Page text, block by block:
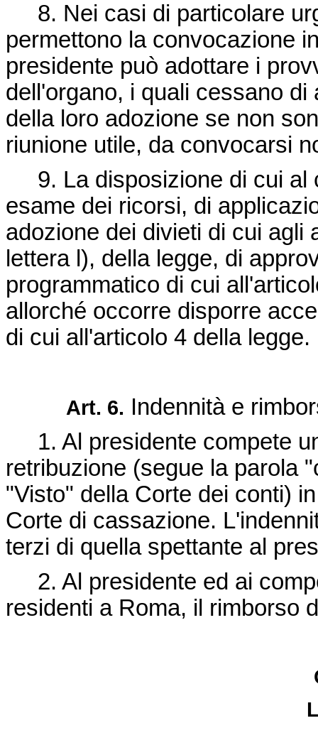
8. Nei casi di particolare
permettono la convocazione
presidente può adottare i
dell'organo, i quali cessano
della loro adozione se non
riunione utile, da convocarsi
9. La disposizione di cui al
esame dei ricorsi, di
adozione dei divieti di cui agli
lettera l), della legge, di
programmatico di cui
allorché occorre disporre
di cui all'articolo 4 della legge.
Art. 6. Indennità e
1. Al presidente compete
retribuzione (segue la parola
"Visto" della Corte dei conti)
Corte di cassazione.
terzi di quella spettante al
2. Al presidente ed ai
residenti a Roma, il rimborso